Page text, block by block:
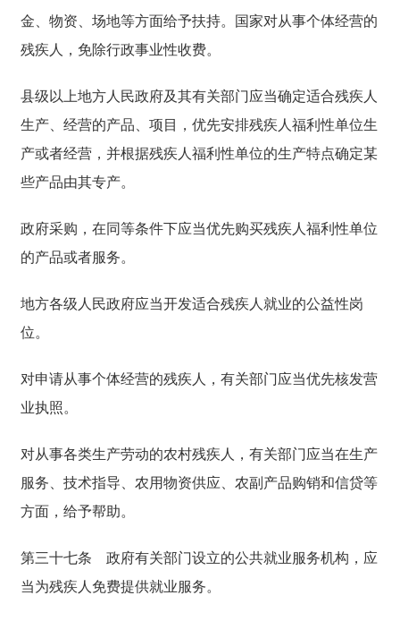
金、物资、场地等方面给予扶持。国家对从事个体经营的
残疾人，免除行政事业性收费。
县级以上地方人民政府及其有关部门应当确定适合残疾人
生产、经营的产品、项目，优先安排残疾人福利性单位生
产或者经营，并根据残疾人福利性单位的生产特点确定某
些产品由其专产。
政府采购，在同等条件下应当优先购买残疾人福利性单位
的产品或者服务。
地方各级人民政府应当开发适合残疾人就业的公益性岗
位。
对申请从事个体经营的残疾人，有关部门应当优先核发营
业执照。
对从事各类生产劳动的农村残疾人，有关部门应当在生产
服务、技术指导、农用物资供应、农副产品购销和信贷等
方面，给予帮助。
第三十七条 政府有关部门设立的公共就业服务机构，应
当为残疾人免费提供就业服务。